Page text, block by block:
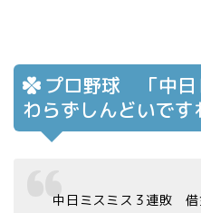
プロ野球 「中日
わらずしんどいです
中日ミスミス３連敗